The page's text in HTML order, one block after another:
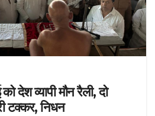
देश व्यापी मौन रैली, दो
टक्कर, निधन